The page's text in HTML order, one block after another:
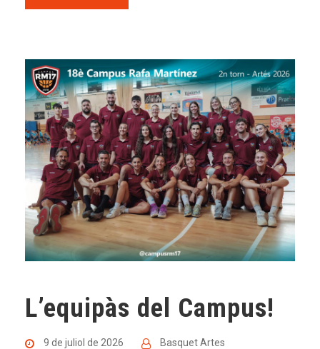
L’equipàs del Campus!
9 de juliol de 2026
Basquet Artes